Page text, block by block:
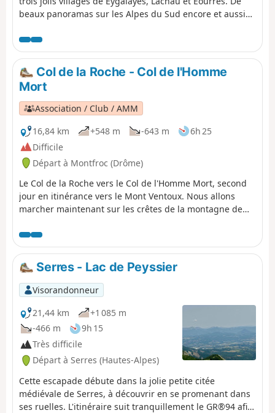
beaux panoramas sur les Alpes du Sud encore et aussi
Col de la Roche - Col de l'Homme
Mort
Association / Club / AMM
16,84 km
+548 m -643 m
6h 25
Difficile
Départ à Montfroc (Drôme)
Le Col de la Roche vers le Col de l'Homme Mort, second
jour en itinérance vers le Mont Ventoux. Nous allons
marcher maintenant sur les crêtes de la montagne de
Serres - Lac de Peyssier
Visorandonneur
21,44 km
+1 085 m
-466 m
9h 15
Très difficile
Départ à Serres (Hautes-Alpes)
Cette escapade débute dans la jolie petite citée
médiévale de Serres, à découvrir en se promenant dans
ses ruelles. L'itinéraire suit tranquillement le GR®94 afin